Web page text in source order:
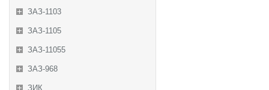
ЗАЗ-1103
ЗАЗ-1105
ЗАЗ-11055
ЗАЗ-968
ЗИК